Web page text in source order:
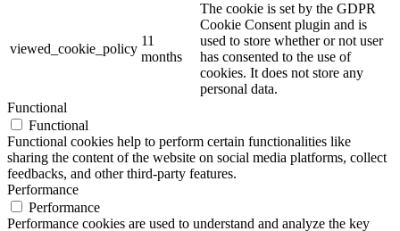
viewed_cookie_policy
11
months
The cookie is set by the GDPR
Cookie Consent plugin and is
used to store whether or not user
has consented to the use of
cookies. It does not store any
personal data.
Functional
Functional
Functional cookies help to perform certain functionalities like
sharing the content of the website on social media platforms, collect
feedbacks, and other third-party features.
Performance
Performance
Performance cookies are used to understand and analyze the key